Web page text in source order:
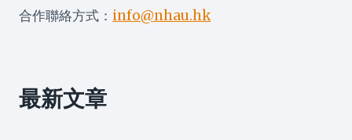
合作聯絡方式： info@nhau.hk
最新文章